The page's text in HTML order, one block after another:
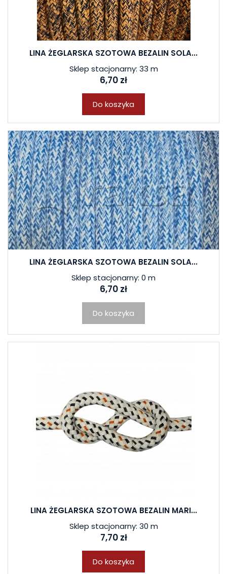
LINA ŻEGLARSKA SZOTOWA BEZALIN SOLA...
Sklep stacjonarny: 33 m
6,70 zł
Do koszyka
LINA ŻEGLARSKA SZOTOWA BEZALIN SOLA...
Sklep stacjonarny: 0 m
6,70 zł
Do koszyka
LINA ŻEGLARSKA SZOTOWA BEZALIN MARI...
Sklep stacjonarny: 30 m
7,70 zł
Do koszyka